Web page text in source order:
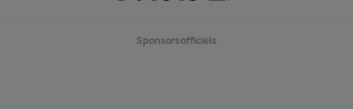
Sponsors officiels